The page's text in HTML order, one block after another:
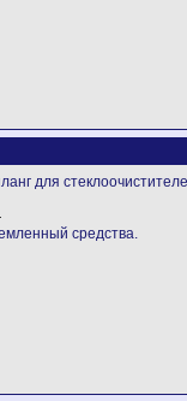
для
средства.